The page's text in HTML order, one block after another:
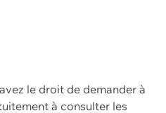
le droit de demander à
à consulter les